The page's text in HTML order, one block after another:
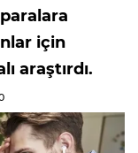
için
araştırdı.